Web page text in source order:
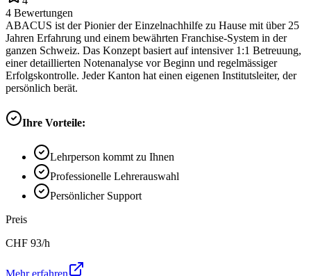
4 Bewertungen
ABACUS ist der Pionier der Einzelnachhilfe zu Hause mit über 25
Jahren Erfahrung und einem bewährten Franchise-System in der
ganzen Schweiz. Das Konzept basiert auf intensiver 1:1 Betreuung,
einer detaillierten Notenanalyse vor Beginn und regelmässiger
Erfolgskontrolle. Jeder Kanton hat einen eigenen Institutsleiter, der
persönlich berät.
Ihre Vorteile:
Lehrperson kommt zu Ihnen
Professionelle Lehrerauswahl
Persönlicher Support
Preis
CHF 93/h
Mehr erfahren